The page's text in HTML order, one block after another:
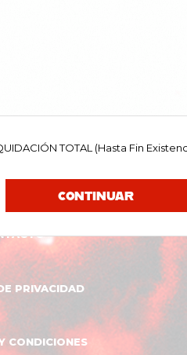
TOTAL (Hasta Fin
CONTINUAR
PRIVACIDAD
CONDICIONES